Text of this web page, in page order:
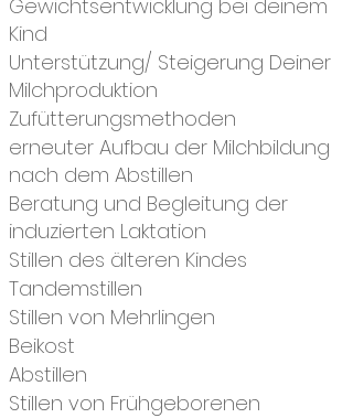
Gewichtsentwicklung bei deinem
Kind
Unterstützung/ Steigerung Deiner
Milchproduktion
Zufütterungsmethoden
erneuter Aufbau der Milchbildung
nach dem Abstillen
Beratung und Begleitung der
induzierten Laktation
Stillen des älteren Kindes
Tandemstillen
Stillen von Mehrlingen
Beikost
Abstillen
Stillen von Frühgeborenen